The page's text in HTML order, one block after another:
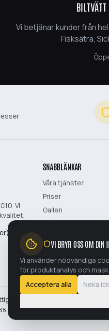
BILTVÄTT
Vi betjänar kunder från
Fisksätra,
Vi
SNABBLÄNKAR
Våra tjänster
Priser
Galleri
Boka tid
Kontakt
förbehållna.
Saltsjö-Boo
VI BRYR OSS OM DIN
Vi använder nödvändiga
för produktanalys och
Acceptera alla
Neka